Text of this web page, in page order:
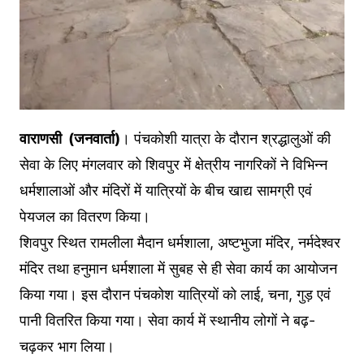
वाराणसी (जनवार्ता) । पंचकोशी यात्रा के दौरान श्रद्धालुओं की
सेवा के लिए मंगलवार को शिवपुर में क्षेत्रीय नागरिकों ने विभिन्न
धर्मशालाओं और मंदिरों में यात्रियों के बीच खाद्य सामग्री एवं
पेयजल का वितरण किया।
शिवपुर स्थित रामलीला मैदान धर्मशाला, अष्टभुजा मंदिर, नर्मदेश्वर
मंदिर तथा हनुमान धर्मशाला में सुबह से ही सेवा कार्य का आयोजन
किया गया। इस दौरान पंचकोश यात्रियों को लाई, चना, गुड़ एवं
पानी वितरित किया गया। सेवा कार्य में स्थानीय लोगों ने बढ़-
चढ़कर भाग लिया।